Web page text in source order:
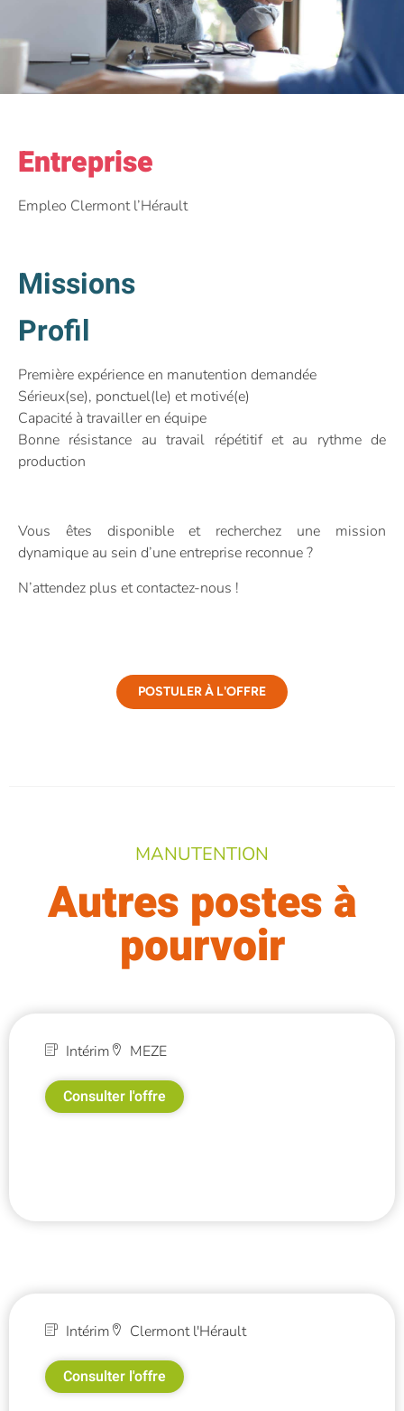
Entreprise
Empleo Clermont l’Hérault
Missions
Profil
Première expérience en manutention demandée
Sérieux(se), ponctuel(le) et motivé(e)
Capacité à travailler en équipe
Bonne résistance au travail répétitif et au rythme de
production
Vous êtes disponible et recherchez une mission
dynamique au sein d’une entreprise reconnue ?
N’attendez plus et contactez-nous !
POSTULER À L'OFFRE
MANUTENTION
Autres postes à
pourvoir
Intérim MEZE
Consulter l'offre
Intérim Clermont l'Hérault
Consulter l'offre